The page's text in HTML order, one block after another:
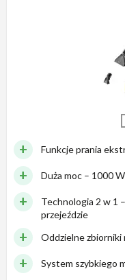
Funkcje prania
Duża moc – 1000 W
Technologia 2 w 1
przejeździe
Oddzielne zbiorniki
System szybkiego